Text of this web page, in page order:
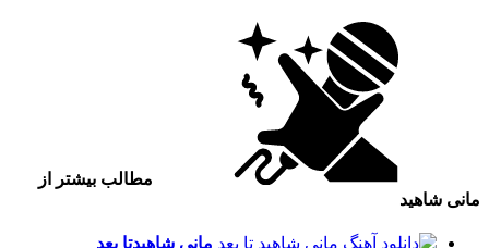
مطالب بیشتر از
مانی شاهید
مانی شاهیدتا بعد